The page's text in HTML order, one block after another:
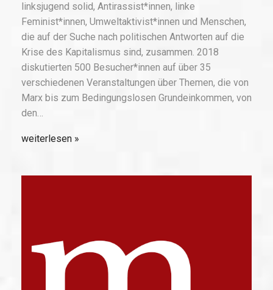
linksjugend solid, Antirassist*innen, linke
Feminist*innen, Umweltaktivist*innen und Menschen,
die auf der Suche nach politischen Antworten auf die
Krise des Kapitalismus sind, zusammen. 2018
diskutierten 500 Besucher*innen auf über 35
verschiedenen Veranstaltungen über Themen, die von
Marx bis zum Bedingungslosen Grundeinkommen, von
den…
weiterlesen